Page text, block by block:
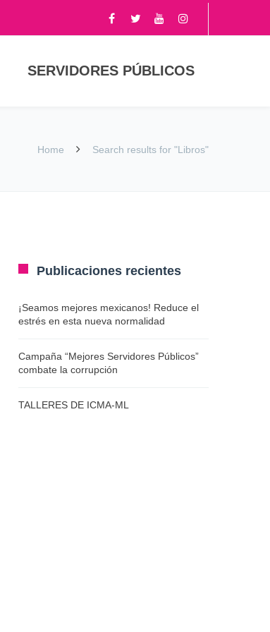
SERVIDORES PÚBLICOS
Home Search results for "Libros"
Publicaciones recientes
¡Seamos mejores mexicanos! Reduce el
estrés en esta nueva normalidad
Campaña “Mejores Servidores Públicos”
combate la corrupción
TALLERES DE ICMA-ML